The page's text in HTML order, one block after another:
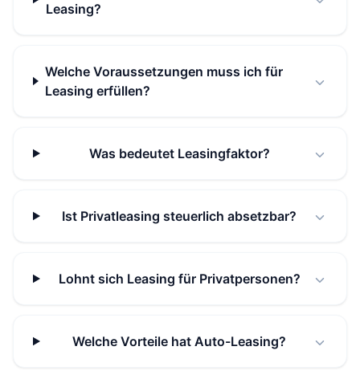
Leasing?
Welche Voraussetzungen muss ich für
Leasing erfüllen?
Was bedeutet Leasingfaktor?
Ist Privatleasing steuerlich absetzbar?
Lohnt sich Leasing für Privatpersonen?
Welche Vorteile hat Auto-Leasing?